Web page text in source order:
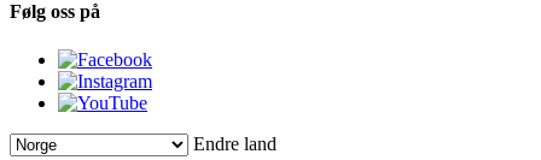
Følg oss på
Endre land